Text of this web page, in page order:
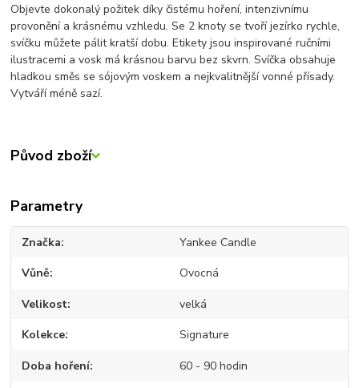
Objevte dokonalý požitek díky čistému hoření, intenzivnímu
provonění a krásnému vzhledu. Se 2 knoty se tvoří jezírko rychle,
svíčku můžete pálit kratší dobu. Etikety jsou inspirované ručními
ilustracemi a vosk má krásnou barvu bez skvrn. Svíčka obsahuje
hladkou směs se sójovým voskem a nejkvalitnější vonné přísady.
Vytváří méně sazí.
Původ zboží
Parametry
Značka Yankee Candle
Vůně Ovocná
Velikost velká
Kolekce Signature
Doba hoření 60 - 90 hodin